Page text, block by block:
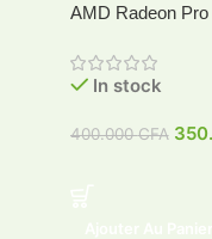
AMD Radeon Pro
In stock
400.000CFA